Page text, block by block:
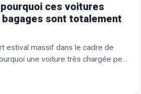
pourquoi ces voitures
sont totalement
estival massif dans le cadre de
une voiture très chargée peut